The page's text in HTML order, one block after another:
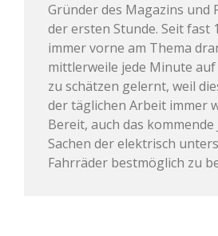
Gründer des Magazins und
der ersten Stunde. Seit fast
immer vorne am Thema
mittlerweile jede Minute auf
zu schätzen gelernt, weil
der täglichen Arbeit immer
Bereit, auch das
Sachen der elektrisch
Fahrräder bestmöglich zu